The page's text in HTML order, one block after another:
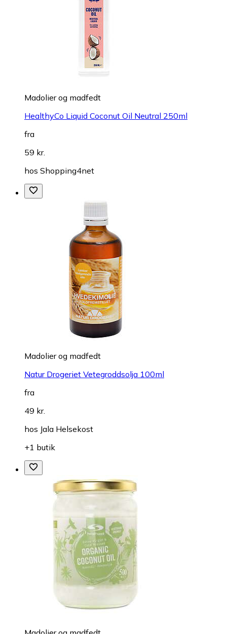
Madolier og madfedt
HealthyCo Liquid Coconut Oil Neutral 250ml
fra
59 kr.
hos Shopping4net
Madolier og madfedt
Natur Drogeriet Vetegroddsolja 100ml
fra
49 kr.
hos Jala Helsekost
+1 butik